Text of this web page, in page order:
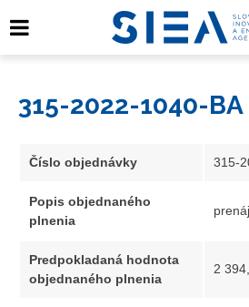
315-2022-1040-BA
Číslo objednávky 315-
Popis objednaného
plnenia
Predpokladaná hodnota
objednaného plnenia
2